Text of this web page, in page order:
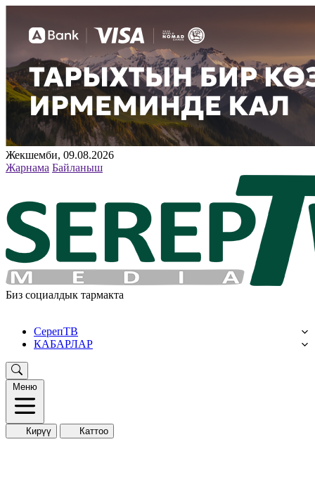
Жекшемби, 09.08.2026
Жарнама Байланыш
Биз социалдык тармакта
СерепТВ
КАБАРЛАР
Меню
Кирүү Каттоо